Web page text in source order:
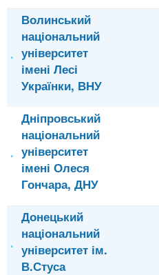
Волинський
національний
університет
імені Лесі
Українки, ВНУ
Дніпровський
національний
університет
імені Олеся
Гончара, ДНУ
Донецький
національний
університет ім.
В.Стуса